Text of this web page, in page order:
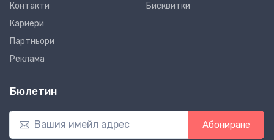
Контакти
Кариери
Партньори
Реклама
Бисквитки
Бюлетин
Абониране